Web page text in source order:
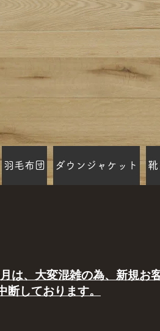
羽毛布団 ダウンジャケット
は、大変混雑の為、新規お
断しております。